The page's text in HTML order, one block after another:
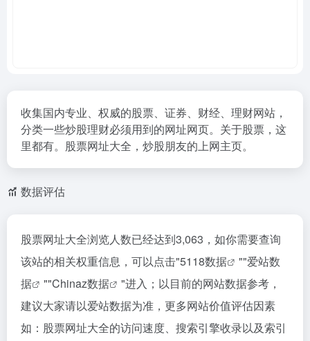
收集国内专业、权威的股票、证券、财经、理财网站，
分类一些炒股理财必须用到的网址网页。关于股票，这
里都有。股票网址大全，炒股朋友的上网主页。
数据评估
股票网址大全浏览人数已经达到3,063，如你需要查询
该站的相关权重信息，可以点击"5118数据 ""爱站数
据
""Chinaz数据
"进入；以目前的网站数据参考，
建议大家请以爱站数据为准，更多网站价值评估因素
如：股票网址大全的访问速度、搜索引擎收录以及索引